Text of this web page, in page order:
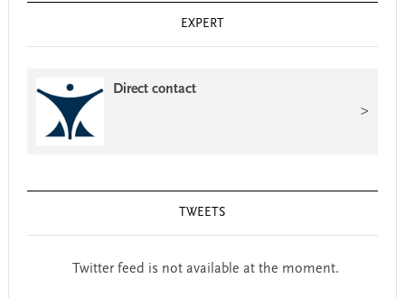
EXPERT
Direct contact
>
TWEETS
Twitter feed is not available at the moment.